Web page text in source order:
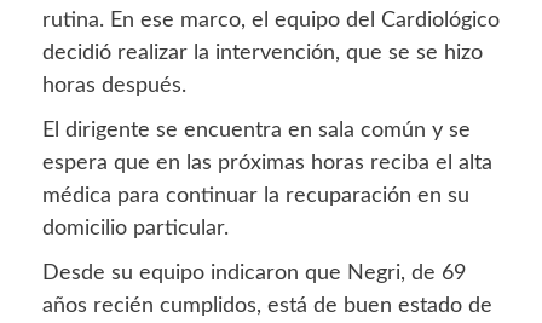
rutina. En ese marco, el equipo del Cardiológico
decidió realizar la intervención, que se se hizo
horas después.
El dirigente se encuentra en sala común y se
espera que en las próximas horas reciba el alta
médica para continuar la recuparación en su
domicilio particular.
Desde su equipo indicaron que Negri, de 69
años recién cumplidos, está de buen estado de